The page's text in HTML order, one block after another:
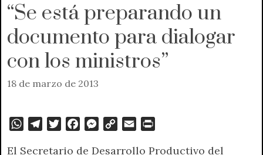
“Se está preparando un
documento para dialogar
con los ministros”
18 de marzo de 2013
W
a
l
i
c
M
s
p
a
i
El Secretario de Desarrollo Productivo del